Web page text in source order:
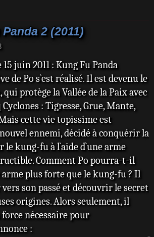
2 (2011)
juin 2011 : Kung Fu Panda
de Po s`est réalisé. Il est devenu le
protège la Vallée de la Paix avec
: Tigresse, Grue, Mante,
cette vie topissime est
ennemi, décidé à conquérir la
le kung-fu à l`aide d`une arme
Comment Po pourra-t-il
plus forte que le kung-fu ? Il
son passé et découvrir le secret
origines. Alors seulement, il
nécessaire pour
: